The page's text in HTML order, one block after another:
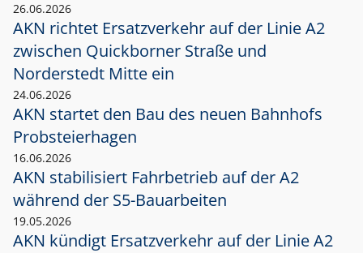
26.06.2026
AKN richtet Ersatzverkehr auf der Linie A2
zwischen Quickborner Straße und
Norderstedt Mitte ein
24.06.2026
AKN startet den Bau des neuen Bahnhofs
Probsteierhagen
16.06.2026
AKN stabilisiert Fahrbetrieb auf der A2
während der S5-Bauarbeiten
19.05.2026
AKN kündigt Ersatzverkehr auf der Linie A2